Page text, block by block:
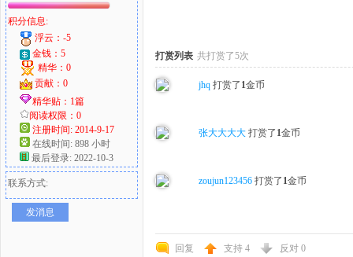
爱
好
积分信息:
浮云：-5
金钱：5
精华：0
贡献：0
精华贴：1篇
阅读权限：0
注册时间: 2014-9-17
在线时间: 898 小时
最后登录: 2022-10-3
联系方式:
发消息
打赏列表 共打赏了5次
jhq 打赏了 1金币
张大大大大 打赏了 1金币
zoujun123456 打赏了 1金币
回复 支持 4 反对 0